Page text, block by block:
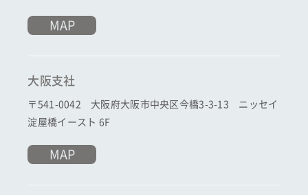
MAP
大阪支社
〒541-0042 大阪府大阪市中央区今橋3-3-13 ニッセイ
淀屋橋イースト 6F
MAP